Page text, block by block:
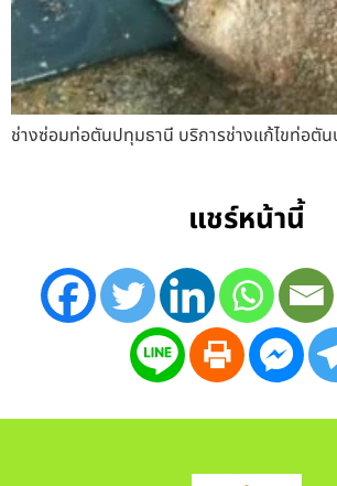
ช่างซ่อมท่อตันปทุมธานี บริการช่างแก้ไขท่อตั
แชร์หน้านี้